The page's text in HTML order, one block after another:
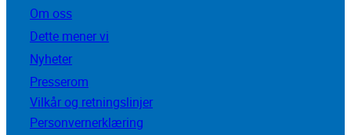
Om oss
Dette mener vi
Nyheter
Presserom
Vilkår og retningslinjer
Personvernerklæring